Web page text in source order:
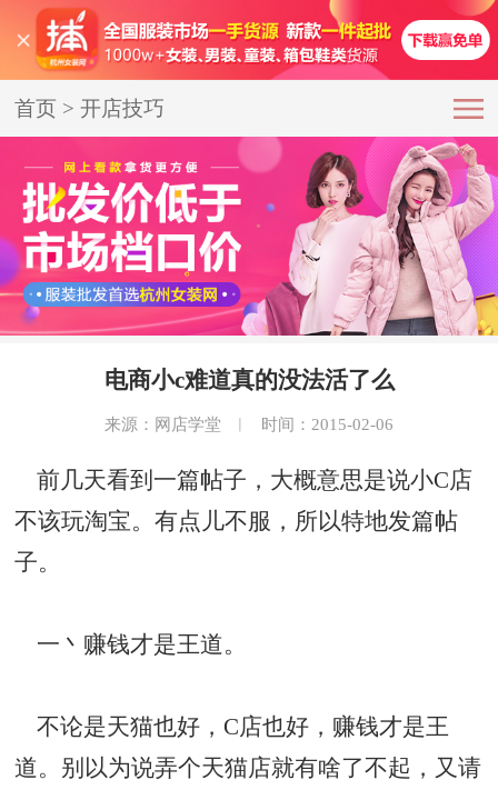
首页 >开店技巧
电商小c难道真的没法活了么
来源：网店学堂 ︱ 时间：2015-02-06
前几天看到一篇帖子，大概意思是说小C店
不该玩淘宝。有点儿不服，所以特地发篇帖
子。
一丶赚钱才是王道。
不论是天猫也好，C店也好，赚钱才是王
道。别以为说弄个天猫店就有啥了不起，又请